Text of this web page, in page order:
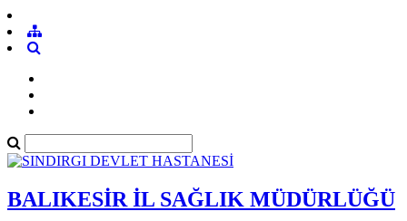
BALIKESİR İL SAĞLIK MÜDÜRLÜĞÜ